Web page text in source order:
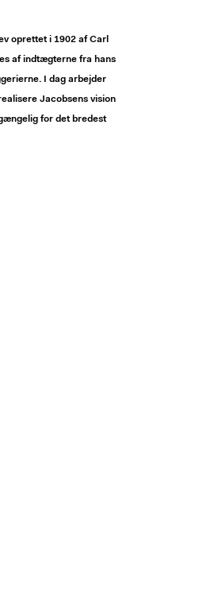
oprettet i 1902 af Carl
af indtægterne fra hans
I dag arbejder
Jacobsens vision
for det bredest